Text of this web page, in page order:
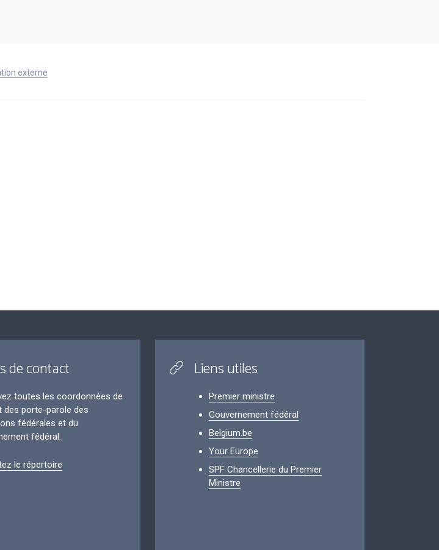
externe
de contact
toutes les coordonnées de
des porte-parole des
fédérales et du
fédéral.
le répertoire
Liens utiles
Premier ministre
Gouvernement fédéral
Belgium.be
Your Europe
SPF Chancellerie du Premier
Ministre